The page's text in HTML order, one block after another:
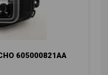
605000821AA